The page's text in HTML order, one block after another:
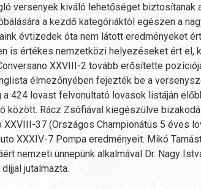
versenyek kiváló lehetőséget biztosítanak
a kezdő kategóriáktól egészen a
évtizedek óta nem látott eredményeket
is értékes nemzetközi helyezéseket ért el,
XXVIII-2 tovább erősítette
élmezőnyében fejezték be a
424 lovast felvonultató lovasok listáján
Rácz Zsófiával kiegészülve
37 (Országos Championátus 5 éves
XXXIV-7 Pompa eredményeit. Mikó
nemzeti ünnepünk alkalmával Dr. Nagy
jutalmazta.